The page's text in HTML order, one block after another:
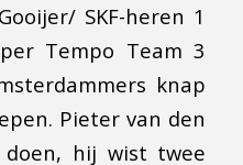
SKF-heren 1
Tempo Team 3
knap
Pieter van den
hij wist twee